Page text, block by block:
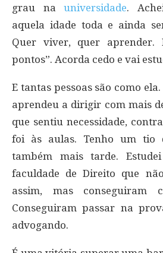
grau nauniversidade.
aquela idade toda e ainda
Quer viver, quer aprender.
pontos”. Acorda cedo e vai
E tantas pessoas são como
aprendeu a dirigir com mais
que sentiu necessidade,
foi às aulas. Tenho um tio
também mais tarde.
faculdade de Direito que
assim, mas conseguiram
Conseguiram passar na
advogando.